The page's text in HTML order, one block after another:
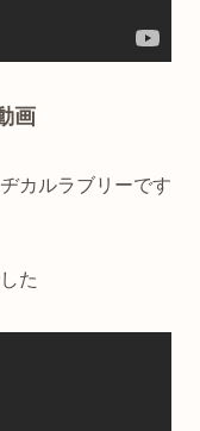
画
カルラブリーです
た